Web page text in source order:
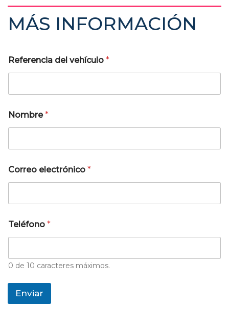
MÁS INFORMACIÓN
Referencia del vehículo *
Nombre*
Correo electrónico *
Teléfono *
0 de 10 caracteres máximos.
Enviar